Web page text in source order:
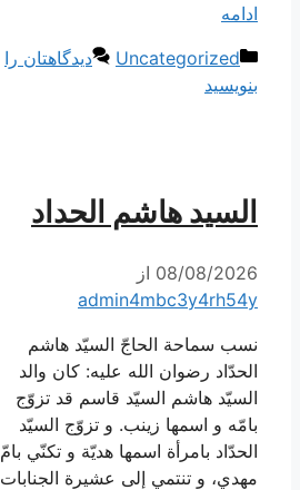
ادامه
دسته‌ها
Uncategorized
دیدگاهتان را
بنویسید
السيد هاشم الحداد
08/08/2026 از
admin4mbc3y4rh54y
نسب سماحة الحاجّ السيّد هاشم
الحدّاد رضوان الله عليه: كان والد
السيّد هاشم السيّد قاسم قد تزوّج
بامّه و اسمها زينب. و تزوّج السيّد
الحدّاد بامرأة اسمها هديّة و تكنّي بامّ
مهدي، و تنتمي إلى عشيرة الجنابات